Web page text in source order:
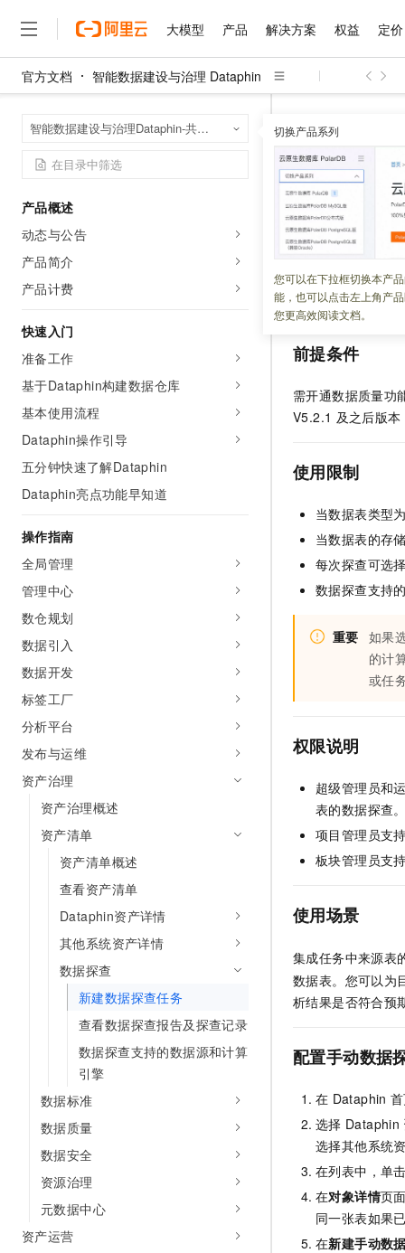
大模型 产品 解决方案 权益 定价
官方文档 智能数据建设与治理 Dataphin
智能数据建设与治理Dataphin-共享模式（全托管版） 切换产品系列
您可以在下拉框切换本产
能，也可以点击左上角产
您更高效阅读文档。
产品概述
动态与公告
产品简介
产品计费
快速入门
准备工作
基于Dataphin构建数据仓库
基本使用流程
Dataphin操作引导
五分钟快速了解Dataphin
Dataphin亮点功能早知道
操作指南
全局管理
管理中心
数仓规划
数据引入
数据开发
标签工厂
分析平台
发布与运维
资产治理
资产治理概述
资产清单
资产清单概述
查看资产清单
Dataphin资产详情
其他系统资产详情
数据探查
新建数据探查任务
查看数据探查报告及探查记录
数据探查支持的数据源和计算
引擎
数据标准
数据质量
数据安全
资源治理
元数据中心
资产运营
数据探查
新建数据
更新时间：2025-11-
数据探查可以帮助
本文为您介绍如何
前提条件
需开通数据质量功
V5.2.1 及之后版
使用限制
当数据表类型
当数据表的存
每次探查可选
数据探查支持
重要 如果
的计
或任
权限说明
超级管理员和
表的数据探查
项目管理员支
板块管理员支
使用场景
集成任务中来源表
数据表。您可以为
析结果是否符合预
配置手动数据
在 Dataphin
选择 Dataphin
选择其他系统
在列表中，单
在对象详情页
同一张表如果
在新建手动数
大模型
大模型
文本生成
Qwen3.8-Max HOT
智能体时代全能旗舰模型
能看、能想、能动手的多
Qwen3-VL-Plus
大模型服务
千问AI平台-Token Plan
在线体验全尺寸、多种模
Happy 系列大模型
10 分钟在聊天系统中
产品
精选产品
人工智能与机器学习
存储
网络与CDN
安全
中间件
数据库
大数据计算
媒体服务
企业服务与云通信
域名与网站
终端用户计算
Serverless
开发工具
迁移与运维管理
专有云
精选产品
大模型服务平台百炼
大模型服务与应用平台
千问大模型
多元化、高性能、安全可
无影云电脑
随时随地安全接入的云上
云解析DNS
云原生大数据计算服务
解决方案
精选解决方案
AI
现代化应用
安全
网络
可观测
上云与迁云
企业出海
政企业务
精选解决方案
千问办公，解锁你的工
企业级Agent产品，直接
Agency Agents：拥有
HappyHorse 打造一站
快速拥有专属 OpenClaw
权益 普惠上云
普惠上云 官方力荐
云服务器38元/年起，超值
官方推荐返现计划
推荐新用户得奖励，单订
云工开物
高校专属算力普惠，学生
免费试用
解决方案免费试用 新老
AI 产品 免费试用
140+云产品 免费试用
大模型ACA认证体验
助力企业全员 AI 认知与能
定价 产品定价
了解云产品的定价详情
云上成本管理
管理和优化成本
云市场 精选商城
网站建设
多端小程序
Salesforce 国际版订阅
友盟天域
观测云
Tuya 物联网平台阿里云
电子合同
畅捷通
AI空中课堂在线直播课
生态解决方案
行业生态解决方案
开发者生态解决方案
AI 开发和 AI 应用解决
伙伴 成为销售伙伴
分销伙伴
咨询伙伴
销售伙伴合作计划
Salesforce On Alibaba
Consulting Partner 合作
AI 大模型销售与服务生
服务 售前咨询
在线服务
售后服务
自助服务
工单服务
短信专区
了解阿里云 为什么选择阿里云
什么是云计算
技术领先
稳定可靠
安全合规
分析师报告
研究报告与白皮书
天池大赛
AI 算法大赛
云开发大赛